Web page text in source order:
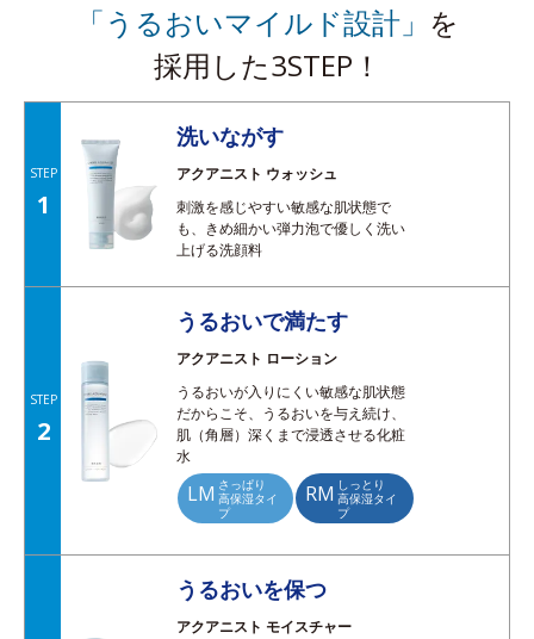
「うるおいマイルド設計」 を
採用した3STEP！
STEP
1
洗いながす
アクアニスト ウォッシュ
刺激を感じやすい敏感な肌状態で
も、きめ細かい弾力泡で優しく洗い
上げる洗顔料
STEP
2
うるおいで満たす
アクアニスト ローション
うるおいが入りにくい敏感な肌状態
だからこそ、うるおいを与え続け、
肌（角層）深くまで浸透させる化粧
水
LM さっぱり
高保湿タイ
プ
RM しっとり
高保湿タイ
プ
うるおいを保つ
アクアニスト モイスチャー